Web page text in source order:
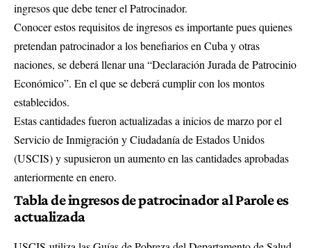
ingresos que debe tener el Patrocinador.
Conocer estos requisitos de ingresos es importante pues quienes
pretendan patrocinador a los benefiarios en Cuba y otras
naciones, se deberá llenar una “Declaración Jurada de Patrocinio
Económico”. En el que se deberá cumplir con los montos
establecidos.
Estas cantidades fueron actualizadas a inicios de marzo por el
Servicio de Inmigración y Ciudadanía de Estados Unidos
(USCIS) y supusieron un aumento en las cantidades aprobadas
anteriormente en enero.
Tabla de ingresos de patrocinador al Parole es
actualizada